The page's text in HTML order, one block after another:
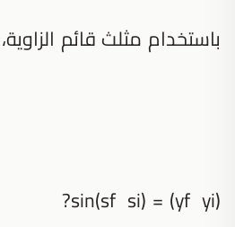
باستخدام مثلث قائم
(yf yi) = (sf si)sin?